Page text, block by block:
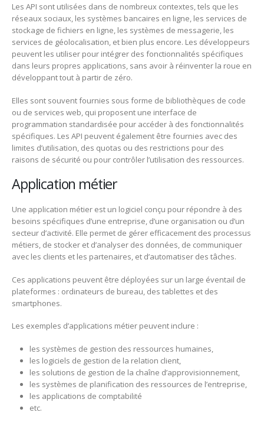
Les API sont utilisées dans de nombreux contextes, tels que les
réseaux sociaux, les systèmes bancaires en ligne, les services de
stockage de fichiers en ligne, les systèmes de messagerie, les
services de géolocalisation, et bien plus encore. Les développeurs
peuvent les utiliser pour intégrer des fonctionnalités spécifiques
dans leurs propres applications, sans avoir à réinventer la roue en
développant tout à partir de zéro.
Elles sont souvent fournies sous forme de bibliothèques de code
ou de services web, qui proposent une interface de
programmation standardisée pour accéder à des fonctionnalités
spécifiques. Les API peuvent également être fournies avec des
limites d’utilisation, des quotas ou des restrictions pour des
raisons de sécurité ou pour contrôler l’utilisation des ressources.
Application métier
Une application métier est un logiciel conçu pour répondre à des
besoins spécifiques d’une entreprise, d’une organisation ou d’un
secteur d’activité. Elle permet de gérer efficacement des processus
métiers, de stocker et d’analyser des données, de communiquer
avec les clients et les partenaires, et d’automatiser des tâches.
Ces applications peuvent être déployées sur un large éventail de
plateformes : ordinateurs de bureau, des tablettes et des
smartphones.
Les exemples d’applications métier peuvent inclure :
les systèmes de gestion des ressources humaines,
les logiciels de gestion de la relation client,
les solutions de gestion de la chaîne d’approvisionnement,
les systèmes de planification des ressources de l’entreprise,
les applications de comptabilité
etc.